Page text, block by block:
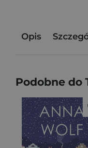
Opis
Podobne do